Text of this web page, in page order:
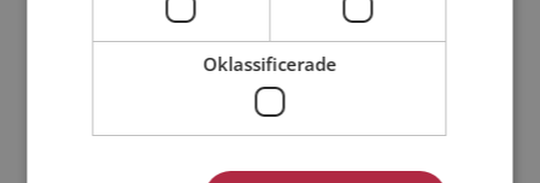
Oklassificerade